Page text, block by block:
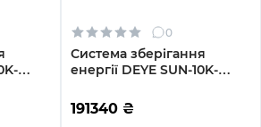
0
Система зберігання
енергії DEYE SUN-10K-
LFP 10kW 15.36kWh 3BAT
LiFePO4 6500 циклів
191340 ₴